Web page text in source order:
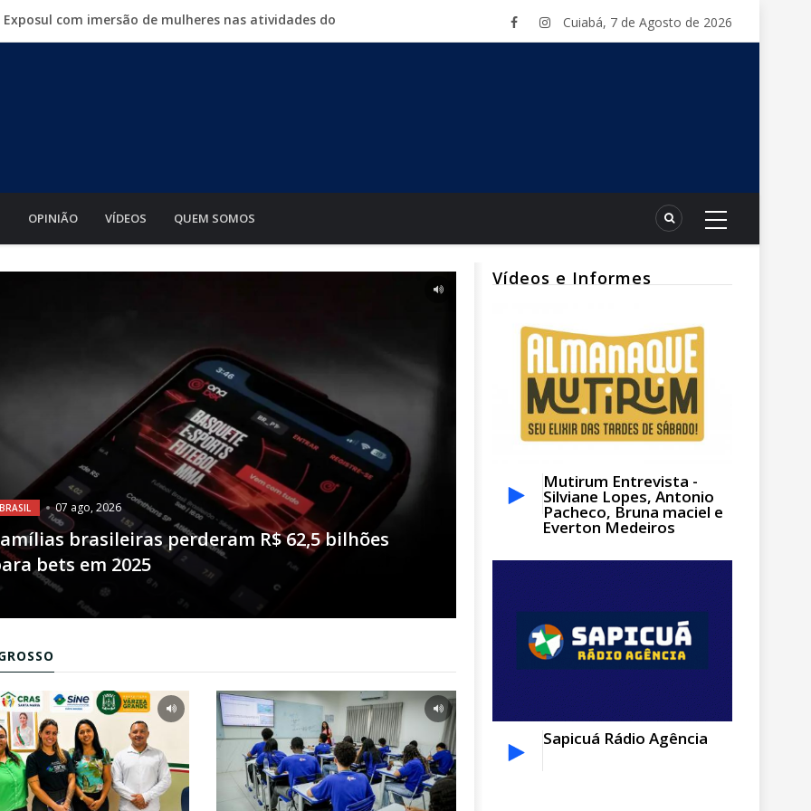
com imersão de mulheres nas atividades do
crimes digitais contra menores
de motos e bicicletas elétricas para entregadores
Cuiabá, 7 de Agosto de 2026
OPINIÃO VÍDEOS QUEM SOMOS
BRASIL 07 ago, 2026
brasileiras perderam R$ 62,5 bilhões
bets em 2025
BOLETINS DE MT 07 ago, 2026
Taques diz que denúncia dele a
Mauro Mendes na mira da PF
Vídeos e Informes
Mutirum Entrevista -
Silviane Lopes, Antonio
Pacheco, Bruna maciel e
Everton Medeiros
Sapicuá Rádio Agência